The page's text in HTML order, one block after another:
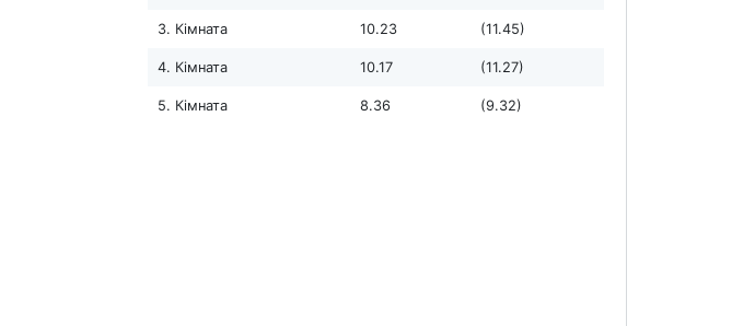
3. Кімната 10.23 (11.45)
4. Кімната 10.17 (11.27)
5. Кімната 8.36 (9.32)